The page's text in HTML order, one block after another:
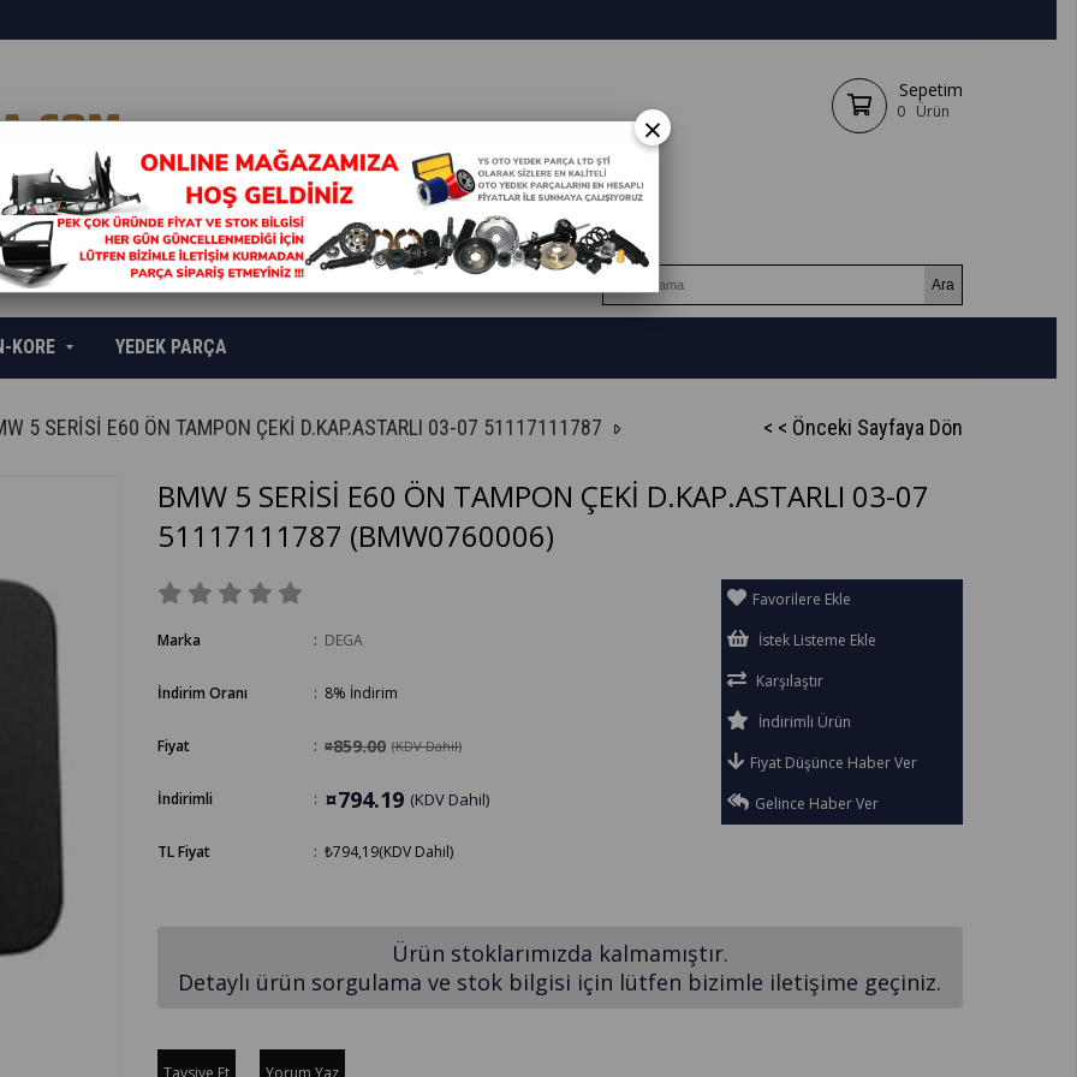
Sepetim
0 Ürün
KORE YEDEK PARÇA
5 SERİSİ E60 ÖN TAMPON ÇEKİ D.KAP.ASTARLI 03-07 51117111787 < < Önceki Sayfaya Dön
BMW 5 SERİSİ E60 ÖN TAMPON ÇEKİ D.KAP.ASTARLI 03-07
51117111787 (BMW0760006)
Marka : DEGA
İndirim Oranı : %
8 İndirim
Fiyat : ¤859.00 (KDV Dahil)
İndirimli : ¤794.19 (KDV Dahil)
TL Fiyat : ₺794,19(KDV Dahil)
Favorilere Ekle
İstek Listeme Ekle
Karşılaştır
İndirimli Ürün
Fiyat Düşünce Haber Ver
Gelince Haber Ver
Ürün stoklarımızda kalmamıştır.
Detaylı ürün sorgulama ve stok bilgisi için lütfen bizimle iletişime geçiniz.
Tavsiye Et Yorum Yaz
×